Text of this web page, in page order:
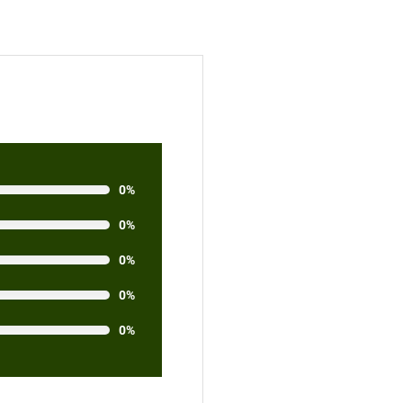
0%
0%
0%
0%
0%